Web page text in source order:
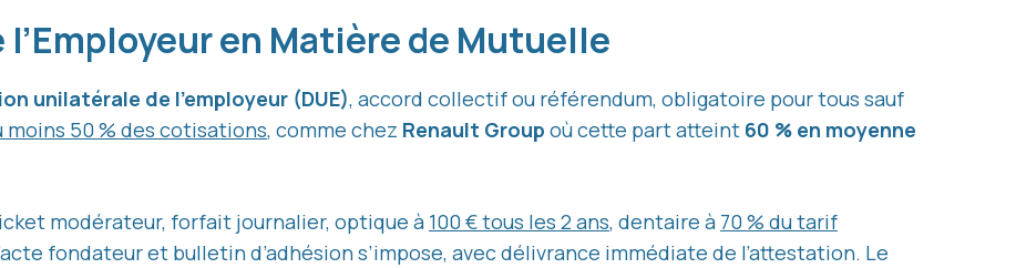
en Matière de Mutuelle
unilatérale de l’employeur (DUE), accord collectif ou référendum, obligatoire pour tous sauf
moins 50 % des cotisations, comme chez Renault Group où cette part atteint 60 % en moyenne
modérateur, forfait journalier, optique à 100 € tous les 2 ans, dentaire à 70 % du tarif
fondateur et bulletin d’adhésion s’impose, avec délivrance immédiate de l’attestation. Le